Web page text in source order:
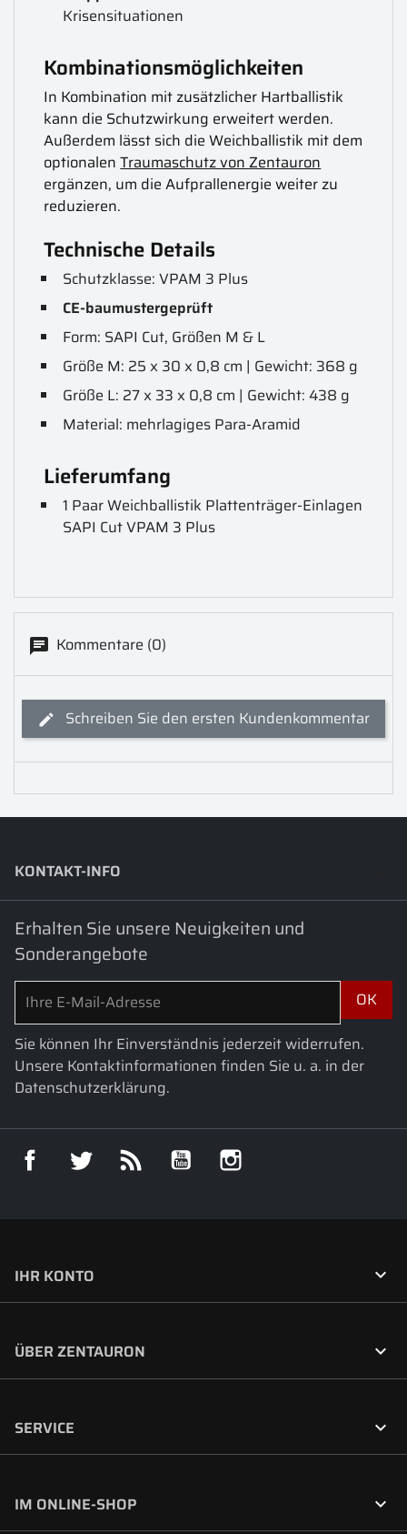
Krisensituationen
Kombinationsmöglichkeiten
In Kombination mit zusätzlicher Hartballistik
kann die Schutzwirkung erweitert werden.
Außerdem lässt sich die Weichballistik mit dem
optionalenTraumaschutz von Zentauron
ergänzen, um die Aufprallenergie weiter zu
reduzieren.
Technische Details
Schutzklasse: VPAM 3 Plus
CE-baumustergeprüft
Form: SAPI Cut, Größen M & L
Größe M: 25 x 30 x 0,8 cm | Gewicht: 368 g
Größe L: 27 x 33 x 0,8 cm | Gewicht: 438 g
Material: mehrlagiges Para-Aramid
Lieferumfang
1 Paar Weichballistik Plattenträger-Einlagen
SAPI Cut VPAM 3 Plus
Kommentare (0)
Schreiben Sie den ersten Kundenkommentar
KONTAKT-INFO
Erhalten Sie unsere Neuigkeiten und
Sonderangebote
Sie können Ihr Einverständnis jederzeit widerrufen.
Unsere Kontaktinformationen finden Sie u. a. in der
Datenschutzerklärung.
Facebook Twitter RSS YouTube
IHR KONTO 
ÜBER ZENTAURON 
SERVICE 
IM ONLINE-SHOP 